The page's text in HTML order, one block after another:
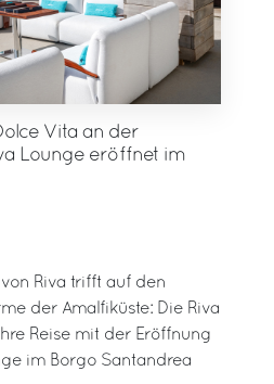
Vita an der
Lounge eröffnet im
Riva trifft auf den
der Amalfiküste: Die Riva
Reise mit der Eröffnung
im Borgo Santandrea